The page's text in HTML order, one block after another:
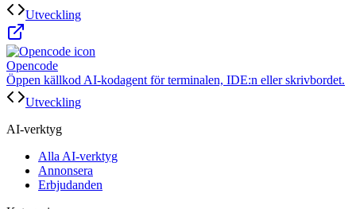
Utveckling
Opencode
Öppen källkod AI-kodagent för terminalen, IDE:n eller skrivbordet.
Utveckling
AI-verktyg
Alla AI-verktyg
Annonsera
Erbjudanden